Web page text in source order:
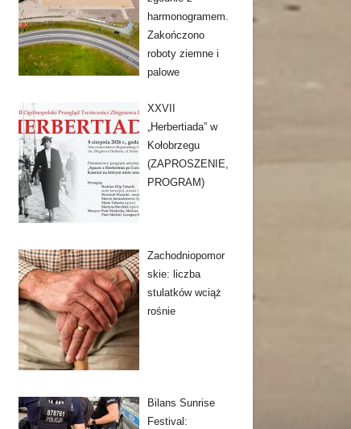
harmonogramem.
Zakończono
roboty ziemne i
palowe
XXVII
„Herbertiada” w
Kołobrzegu
(ZAPROSZENIE,
PROGRAM)
Zachodniopomor
skie: liczba
stulatków wciąż
rośnie
Bilans Sunrise
Festival: